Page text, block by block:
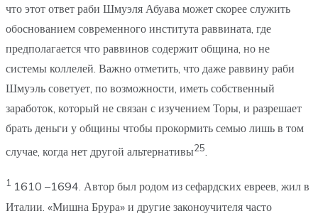
что этот ответ раби Шмуэля Абуава может скорее служить
обоснованием современного института раввината, где
предполагается что раввинов содержит община, но не
системы коллелей. Важно отметить, что даже раввину раби
Шмуэль советует, по возможности, иметь собственный
заработок, который не связан с изучением Торы, и разрешает
брать деньги у общины чтобы прокормить семью лишь в том
случае, когда нет другой альтернативы25.
1 1610 –1694. Автор был родом из сефардских евреев, жил в
Италии. «Мишна Брура» и другие законоучителя часто